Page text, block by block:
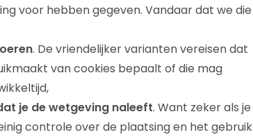
voor hebben gegeven. Vandaar dat we die
. De vriendelijker varianten vereisen dat
van cookies bepaalt of die mag
je de wetgeving naleeft. Want zeker als je
controle over de plaatsing en het gebruik